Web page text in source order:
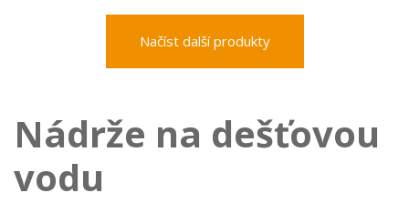
Načíst další produkty
Nádrže na dešťovou
vodu